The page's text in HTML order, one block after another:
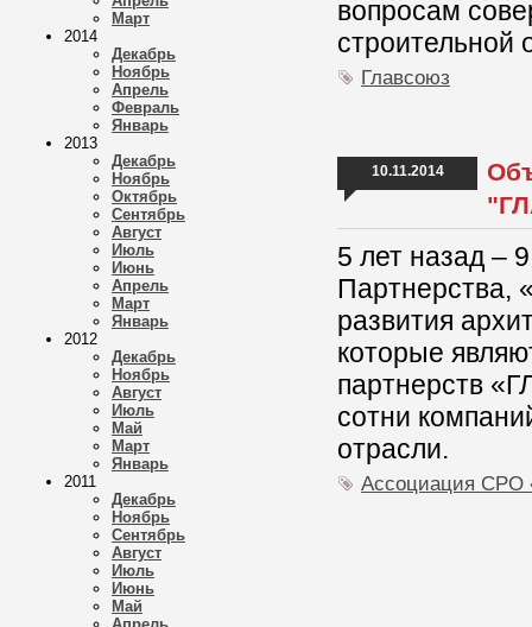
Март
2014
Декабрь
Ноябрь
Апрель
Февраль
Январь
2013
Декабрь
Ноябрь
Октябрь
Сентябрь
Август
Июль
Июнь
Апрель
Март
Январь
2012
Декабрь
Ноябрь
Август
Июль
Май
Март
Январь
2011
Декабрь
Ноябрь
Сентябрь
Август
Июль
Июнь
Май
вопросам
строительной
Главсоюз
10.11.2014
5 лет назад –
Партнерства,
развития
которые
партнерств
сотни
отрасли.
Ассоциация